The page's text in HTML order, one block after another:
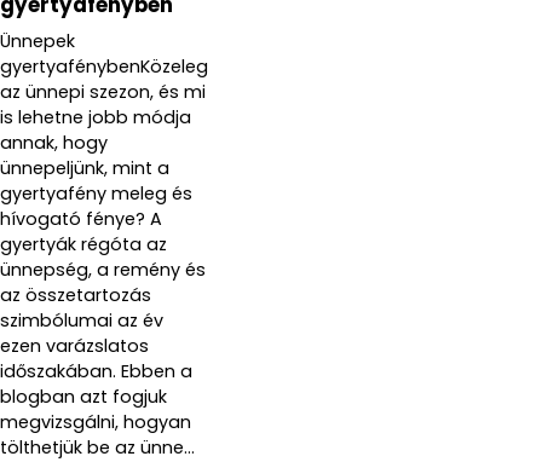
gyertyafényben
Ünnepek
gyertyafénybenKözeleg
az ünnepi szezon, és mi
is lehetne jobb módja
annak, hogy
ünnepeljünk, mint a
gyertyafény meleg és
hívogató fénye? A
gyertyák régóta az
ünnepség, a remény és
az összetartozás
szimbólumai az év
ezen varázslatos
időszakában. Ebben a
blogban azt fogjuk
megvizsgálni, hogyan
tölthetjük be az ünne...